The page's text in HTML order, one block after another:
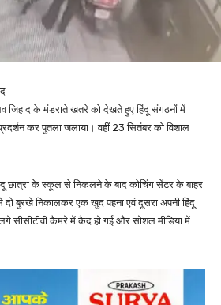
जिहाद के मंडराते खतरे को देखते हुए हिंदू संगठनों में
कर पुतला जलाया। वहीं 23 सितंबर को विशाल
छात्रा के स्कूल से निकलने के बाद कोचिंग सेंटर के बाहर
बुरखे निकालकर एक खुद पहना एवं दूसरा अपनी हिंदू
सीसीटीवी कैमरे में कैद हो गई और सोशल मीडिया में